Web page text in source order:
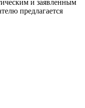
и заявленным
предлагается